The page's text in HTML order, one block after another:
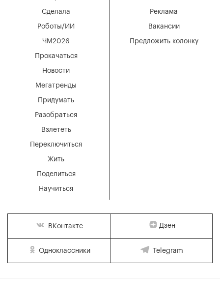
Мегатренды
Придумать
Разобраться
Взлететь
Новости
Переключиться
Жить
Поделиться
Научиться
Сделала
Роботы/ИИ
ЧМ2026
Прокачаться
Вакансии
Реклама
Предложить колонку
ВКонтакте Дзен
Одноклассники Telegram